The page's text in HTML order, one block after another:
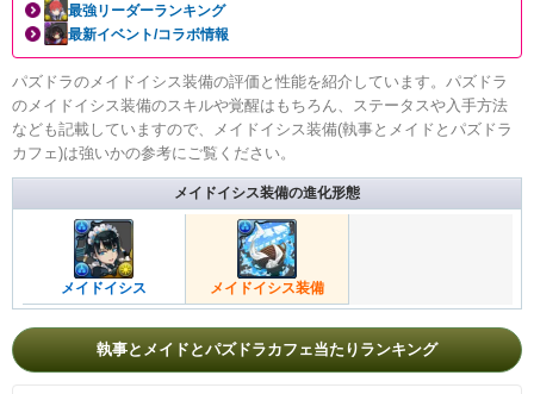
最強リーダーランキング
最新イベント/コラボ情報
パズドラのメイドイシス装備の評価と性能を紹介しています。パズドラ
のメイドイシス装備のスキルや覚醒はもちろん、ステータスや入手方法
なども記載していますので、メイドイシス装備(執事とメイドとパズドラ
カフェ)は強いかの参考にご覧ください。
メイドイシス装備の進化形態
メイドイシス メイドイシス装備
執事とメイドとパズドラカフェ当たりランキング